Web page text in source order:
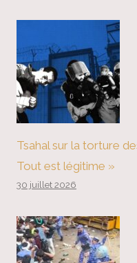
Tsahal sur la torture
Tout est légitime »
30 juillet 2026